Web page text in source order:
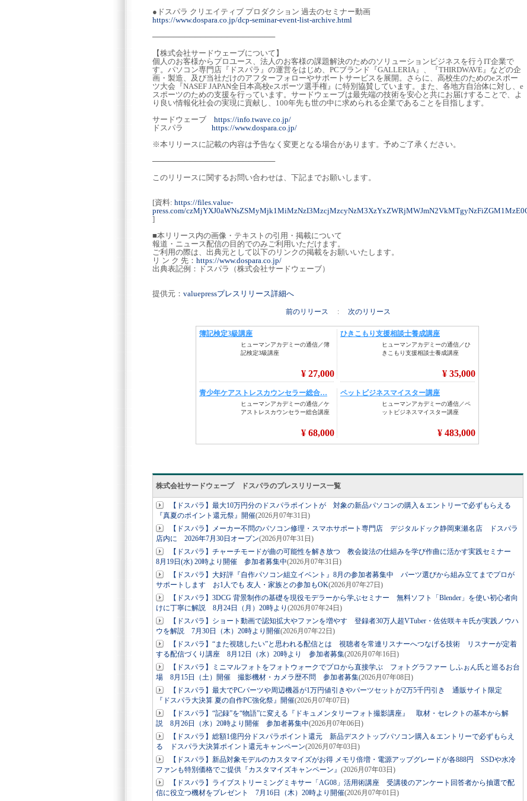
●ドスパラ クリエイティブ プロダクション 過去のセミナー動画
https://www.dospara.co.jp/dcp-seminar-event-list-archive.html
───────────────────────
【株式会社サードウェーブについて】
個人のお客様からプロユース、法人のお客様の課題解決のためのソリューションビジネスを行うIT企業で
す。パソコン専門店『ドスパラ』の運営をはじめ、PCブランド『GALLERIA』、『THIRDWAVE』などの企
画・製造、及び当社だけのアフターフォローやサポートサービスを展開。さらに、高校生のためのeスポー
ツ大会『NASEF JAPAN全日本高校eスポーツ選手権』に特別協賛しています。また、各地方自治体に対し、e
スポーツのための支援を行っています。サードウェーブは最先端の技術を安心と共にお届けすることで、よ
り良い情報化社会の実現に貢献し、100年先も世の中に求められる企業であることを目指します。
サードウェーブ https://info.twave.co.jp/
ドスパラ https://www.dospara.co.jp/
※本リリースに記載の内容は予告なく変更となる場合があります。予めご了承ください。
───────────────────────
このリリースに関するお問い合わせは、下記までお願いします。
[資料: https://files.value-
press.com/
]
■本リリース内の画像・テキストの引用・掲載について
報道・ニュース配信の目的でのみご利用いただけます。
ご利用の際は、出典元として以下のリンクの掲載をお願いいたします。
リ ン ク 先： https://www.dospara.co.jp/
出典表記例：ドスパラ（株式会社サードウェーブ）
提供元： valuepressプレスリリース詳細へ
前のリリース : 次のリリース
株式会社サードウェーブ ドスパラのプレスリリース一覧
【ドスパラ】最大10万円分のドスパラポイントが 対象の新品パソコンの購入＆エントリーで必ずもらえる
『真夏のポイント還元祭』開催(2026月07年31日)
【ドスパラ】メーカー不問のパソコン修理・スマホサポート専門店 デジタルドック静岡東瀬名店 ドスパラ
店内に 2026年7月30日オープン(2026月07年31日)
【ドスパラ】チャーチモードが曲の可能性を解き放つ 教会旋法の仕組みを学び作曲に活かす実践セミナー
8月19日(水) 20時より開催 参加者募集中(2026月07年31日)
【ドスパラ】大好評『自作パソコン組立イベント』8月の参加者募集中 パーツ選びから組み立てまでプロが
サポートします お1人でも 友人・家族との参加もOK(2026月07年27日)
【ドスパラ】3DCG 背景制作の基礎を現役モデラーから学ぶセミナー 無料ソフト「Blender」を使い初心者向
けに丁寧に解説 8月24日（月）20時より (2026月07年24日)
【ドスパラ】ショート動画で認知拡大やファンを増やす 登録者30万人超VTuber・佐佐咲キキ氏が実践ノウハ
ウを解説 7月30日（木）20時より開催(2026月07年22日)
【ドスパラ】“また視聴したい”と思われる配信とは 視聴者を常連リスナーへつなげる技術 リスナーが定着
する配信づくり講座 8月12日（水）20時より 参加者募集(2026月07年16日)
【ドスパラ】ミニマルフォトをフォトウォークでプロから直接学ぶ フォトグラファー しふぉん氏と巡るお台
場 8月15日（土）開催 撮影機材・カメラ歴不問 参加者募集(2026月07年08日)
【ドスパラ】最大でPCパーツや周辺機器が1万円値引きやパーツセットが2万5千円引き 通販サイト限定
『ドスパラ大決算 夏の自作PC強化祭』開催(2026月07年07日)
【ドスパラ】“記録”を“物語”に変える『ドキュメンタリーフォト撮影講座』 取材・セレクトの基本から解
説 8月26日（水）20時より開催 参加者募集中(2026月07年06日)
【ドスパラ】総額1億円分ドスパラポイント還元 新品デスクトップパソコン購入＆エントリーで必ずもらえ
る ドスパラ大決算ポイント還元キャンペーン(2026月07年03日)
【ドスパラ】新品対象モデルのカスタマイズがお得 メモリ倍増・電源アップグレードが各888円 SSDや水冷
ファンも特別価格でご提供『カスタマイズキャンペーン』 (2026月07年03日)
【ドスパラ】ライブストリーミングミキサー「AG08」活用術講座 受講後のアンケート回答者から抽選で配
信に役立つ機材をプレゼント 7月16日（木）20時より開催(2026月07年01日)